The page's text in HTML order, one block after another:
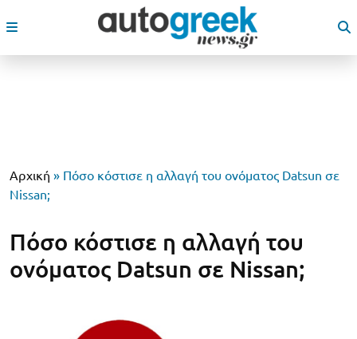
Αρχική » Πόσο κόστισε η αλλαγή του ονόματος Datsun σε
Nissan;
Πόσο κόστισε η αλλαγή του
ονόματος Datsun σε Nissan;